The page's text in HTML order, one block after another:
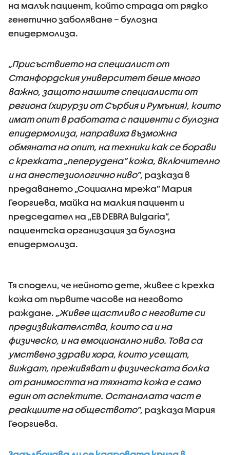
на малък пациент, който страда от рядко
генетично заболяване – булозна
епидермолиза.
„Присъствието на специалист от
Станфордския университет беше много
важно, защото нашите специалисти от
региона (хирурзи от Сърбия и Румъния), които
имат опит в работата с пациенти с булозна
епидермолиза, направиха възможна
обмяната на опит, на техники как се борави
с крехката „пеперудена” кожа, включително
и на анестезиологично ниво”, разказа в
предаването „Социална мрежа” Мария
Георгиева, майка на малкия пациент и
председател на „EB DEBRA Bulgaria”,
пациентска организация за булозна
епидермолиза.
Тя сподели, че нейното дете, живее с крехка
кожа от първите часове на неговото
раждане. „Живее щастливо с неговите си
предизвикателства, които са и на
физическо, и на емоционално ниво. Това са
умствено здрави хора, които усещат,
виждат, преживяват и физическата болка
от ранимостта на тяхната кожа е само
един от аспектите. Останалата част е
реакциите на обществото”, разказа Мария
Георгиева.